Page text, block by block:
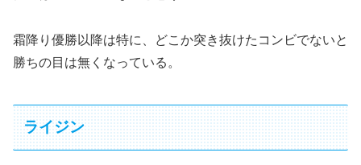
霜降り優勝以降は特に、どこか突き抜けたコンビでないと
勝ちの目は無くなっている。
ライジン